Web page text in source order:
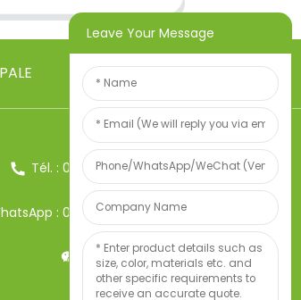
Tél. : 0086-13857957906
: 0086-13857957906
Poids:34247497
Leave Your Message